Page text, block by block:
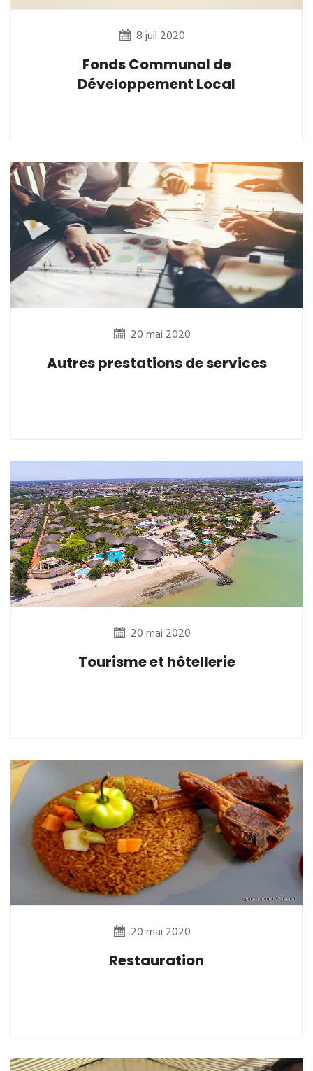
8 juil 2020
Fonds Communal de
Développement Local
20 mai 2020
Autres prestations de services
20 mai 2020
Tourisme et hôtellerie
20 mai 2020
Restauration